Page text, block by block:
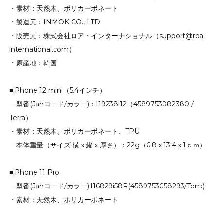
・素材：天然木、ポリカーボネート
・製造元：INMOK CO., LTD.
・販売元：株式会社ロア・インターナショナル（support@roa-
international.com）
・原産地：韓国
■iPhone 12 mini（5.4インチ）
・型番(Janコード/カラー)：I19238i12（4589753082380 /
Terra）
・素材：天然木、ポリカーボネート、TPU
・本体重量（サイズ 横ｘ縦ｘ厚さ）：22g（6.8ｘ13.4ｘ1ｃｍ）
■iPhone 11 Pro
・型番(Janコード/カラー):I16829i58R(4589753058293/Terra)
・素材：天然木、ポリカーボネート